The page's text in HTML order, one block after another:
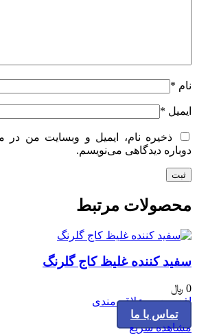
نام *
ایمیل *
ذخیره نام، ایمیل و وبسایت من در
دوباره دیدگاهی می‌نویسم.
محصولات مرتبط
سفید کننده غلیظ کاج گلرنگ
0 ﷼
افزودن به علاقه مندی
تماس با ما
مشاهده سریع